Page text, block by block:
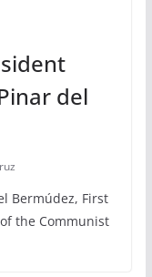
del
Bermúdez, First
the Communist